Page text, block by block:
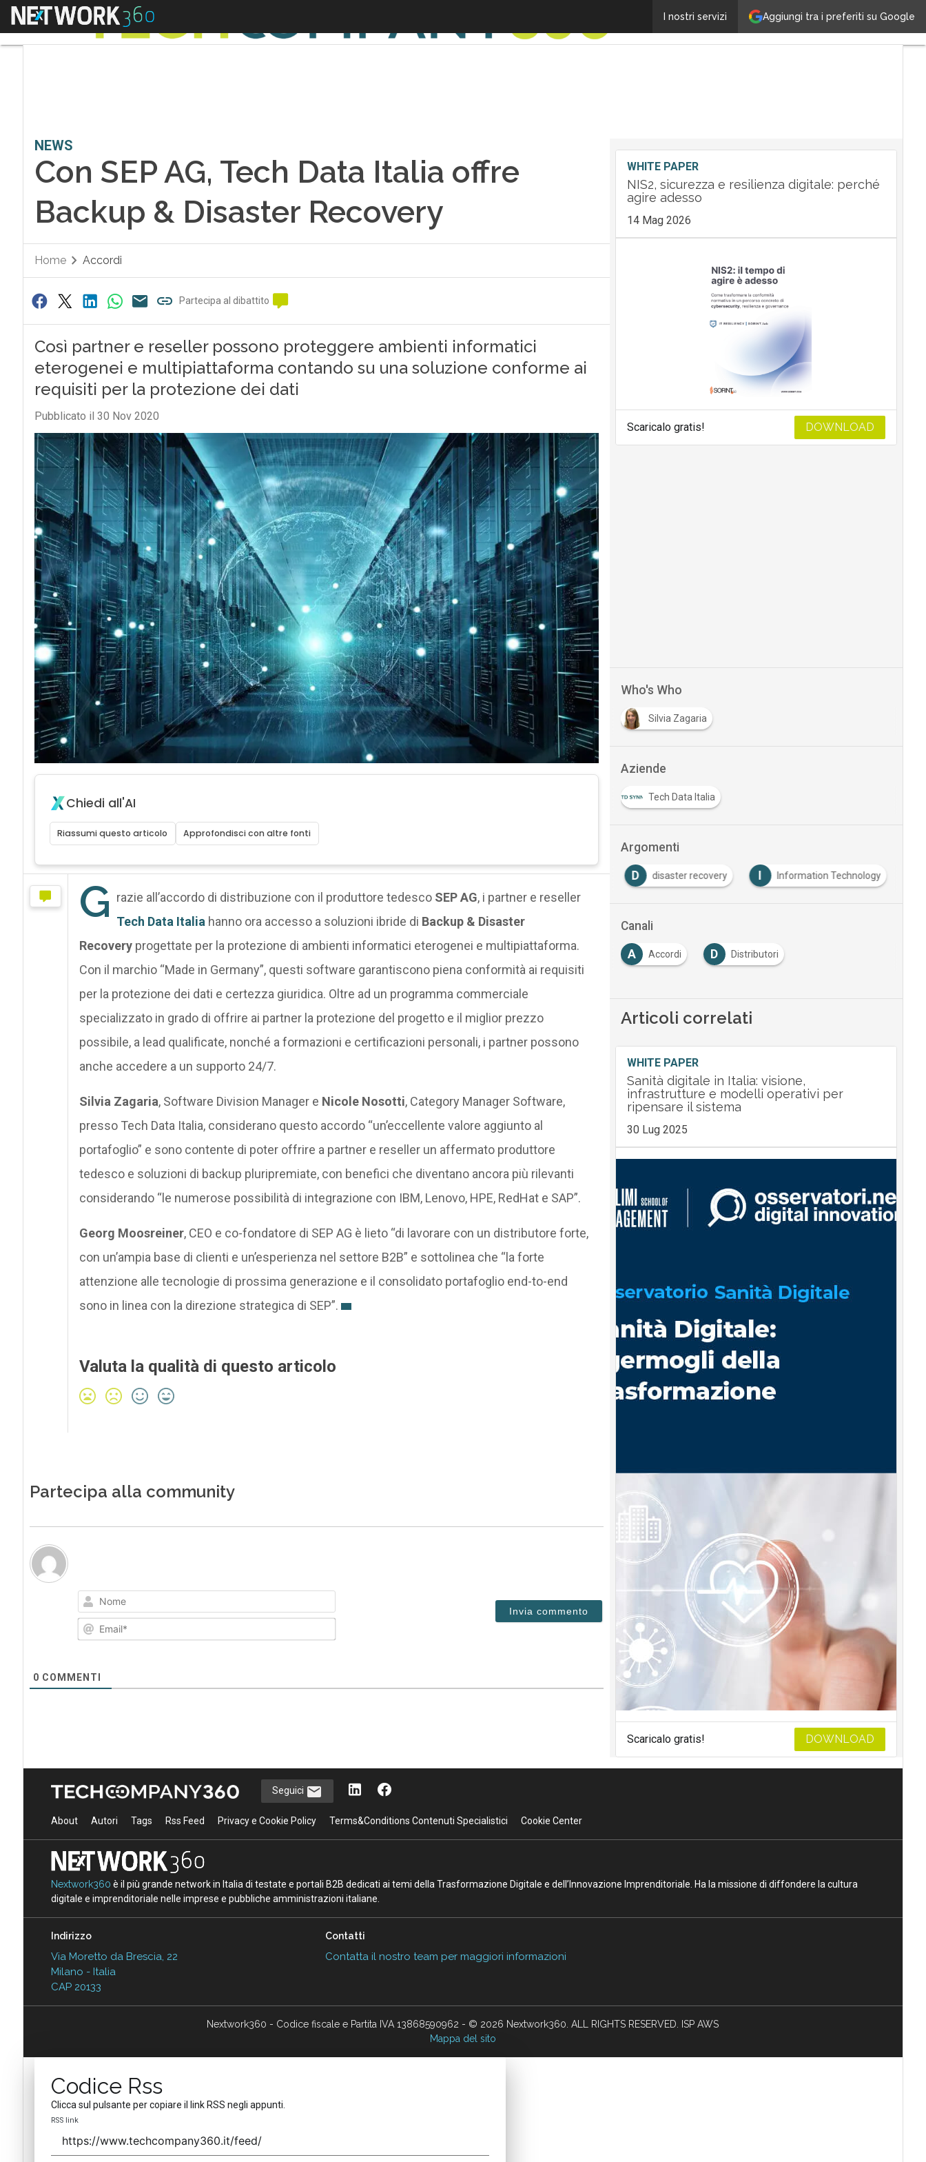
Aggiungi tra i preferiti su Google
I nostri servizi
Menu Con SEP AG, Tech Data Italia offre Backup &
NEWS
Con SEP AG, Tech Data Italia offre
Backup & Disaster Recovery
Home Accordi
Partecipa al dibattito
Così partner e reseller possono proteggere ambienti informatici
eterogenei e multipiattaforma contando su una soluzione conforme ai
requisiti per la protezione dei dati
Pubblicato il 30 Nov 2020
Chiedi all'AI
Riassumi questo articolo Approfondisci con altre fonti
G razie all’accordo di distribuzione con il produttore tedesco SEP AG, i partner e reseller
Tech Data Italia hanno ora accesso a soluzioni ibride di Backup & Disaster
Recovery progettate per la protezione di ambienti informatici eterogenei e multipiattaforma.
Con il marchio “Made in Germany”, questi software garantiscono piena conformità ai requisiti
per la protezione dei dati e certezza giuridica. Oltre ad un programma commerciale
specializzato in grado di offrire ai partner la protezione del progetto e il miglior prezzo
possibile, a lead qualificate, nonché a formazioni e certificazioni personali, i partner possono
anche accedere a un supporto 24/7.
Silvia Zagaria, Software Division Manager e Nicole Nosotti, Category Manager Software,
presso Tech Data Italia, considerano questo accordo “un’eccellente valore aggiunto al
portafoglio” e sono contente di poter offrire a partner e reseller un affermato produttore
tedesco e soluzioni di backup pluripremiate, con benefici che diventano ancora più rilevanti
considerando “le numerose possibilità di integrazione con IBM, Lenovo, HPE, RedHat e SAP”.
Georg Moosreiner, CEO e co-fondatore di SEP AG è lieto “di lavorare con un distributore forte,
con un’ampia base di clienti e un’esperienza nel settore B2B” e sottolinea che “la forte
attenzione alle tecnologie di prossima generazione e il consolidato portafoglio end-to-end
sono in linea con la direzione strategica di SEP”.
Valuta la qualità di questo articolo
Partecipa alla community
Nome
Email*
0 COMMENTI
WHITE PAPER
NIS2, sicurezza e resilienza digitale: perché
agire adesso
14 Mag 2026
Scaricalo gratis! DOWNLOAD
Who's Who
Silvia Zagaria
Aziende
Tech Data Italia
Argomenti
B Backup D disaster recovery Information Technology
Canali
A Accordi D Distributori
Articoli correlati
WHITE PAPER
Sanità digitale in Italia: visione,
infrastrutture e modelli operativi per
ripensare il sistema
30 Lug 2025
Scaricalo gratis! DOWNLOAD
Seguici
About Autori Tags Rss Feed Privacy e Cookie Policy Terms&Conditions Contenuti Specialistici Cookie Center
Nextwork360 è il più grande network in Italia di testate e portali B2B dedicati ai temi della Trasformazione Digitale e dell’Innovazione Imprenditoriale. Ha la missione di diffondere la cultura
digitale e imprenditoriale nelle imprese e pubbliche amministrazioni italiane.
Indirizzo
Via Moretto da Brescia, 22
Milano - Italia
CAP 20133
Contatti
Contatta il nostro team per maggiori informazioni
Nextwork360 - Codice fiscale e Partita IVA 13868590962 - © 2026 Nextwork360. ALL RIGHTS RESERVED. ISP AWS
Mappa del sito
Codice Rss
Clicca sul pulsante per copiare il link RSS negli appunti.
RSS link